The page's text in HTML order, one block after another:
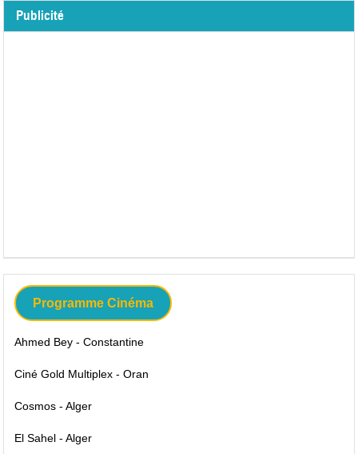
Publicité
Programme Cinéma
Ahmed Bey - Constantine
Ciné Gold Multiplex - Oran
Cosmos - Alger
El Sahel - Alger